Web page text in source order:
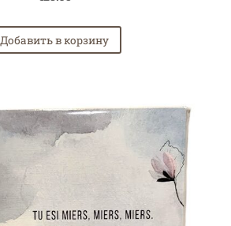
Добавить в корзину